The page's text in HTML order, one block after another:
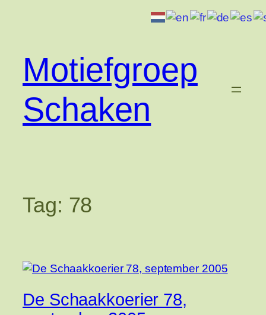
inhoudMotiefgroep
Schaken
Tag: 78
De Schaakkoerier 78,